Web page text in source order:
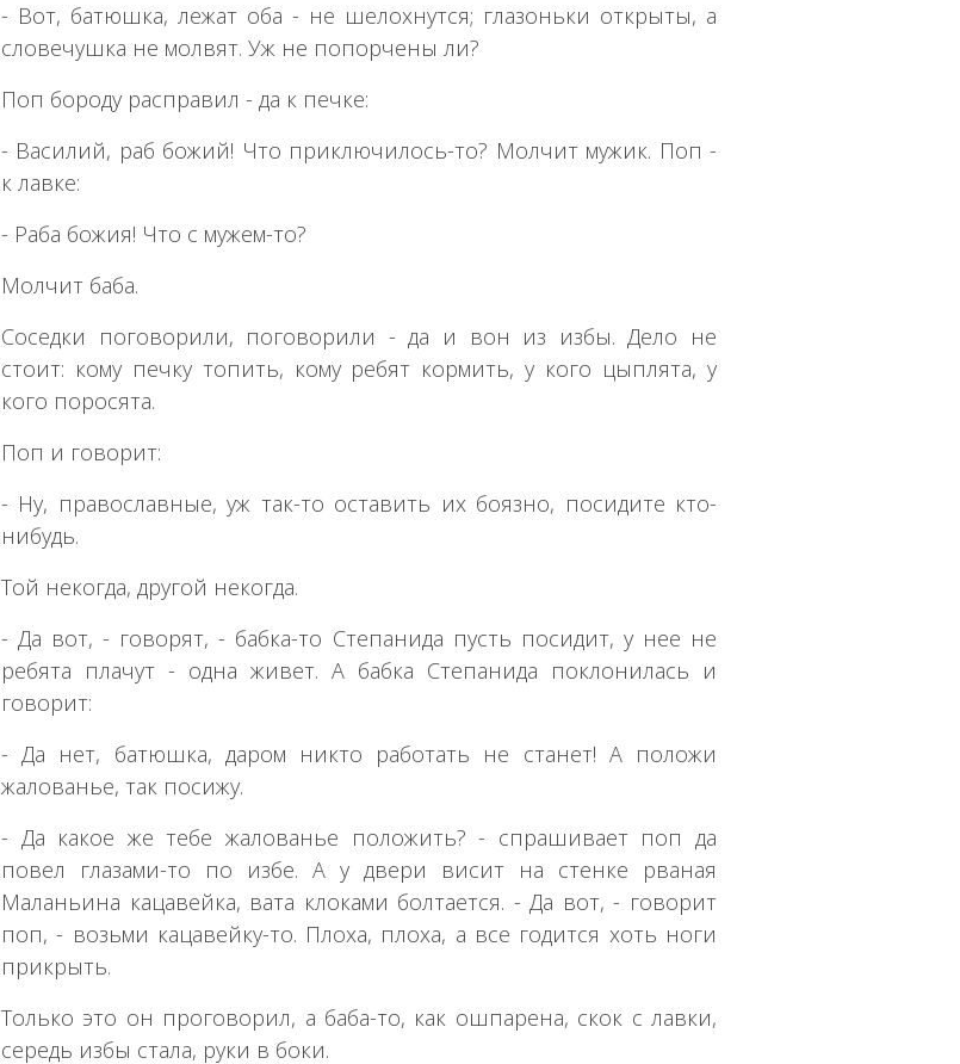
- Вот, батюшка, лежат оба - не шелохнутся; глазоньки открыты, а
словечушка не молвят. Уж не попорчены ли?
Поп бороду расправил - да к печке:
- Василий, раб божий! Что приключилось-то? Молчит мужик. Поп -
к лавке:
- Раба божия! Что с мужем-то?
Молчит баба.
Соседки поговорили, поговорили - да и вон из избы. Дело не
стоит: кому печку топить, кому ребят кормить, у кого цыплята, у
кого поросята.
Поп и говорит:
- Ну, православные, уж так-то оставить их боязно, посидите кто-
нибудь.
Той некогда, другой некогда.
- Да вот, - говорят, - бабка-то Степанида пусть посидит, у нее не
ребята плачут - одна живет. А бабка Степанида поклонилась и
говорит:
- Да нет, батюшка, даром никто работать не станет! А положи
жалованье, так посижу.
- Да какое же тебе жалованье положить? - спрашивает поп да
повел глазами-то по избе. А у двери висит на стенке рваная
Маланьина кацавейка, вата клоками болтается. - Да вот, - говорит
поп, - возьми кацавейку-то. Плоха, плоха, а все годится хоть ноги
прикрыть.
Только это он проговорил, а баба-то, как ошпарена, скок с лавки,
середь избы стала, руки в боки.